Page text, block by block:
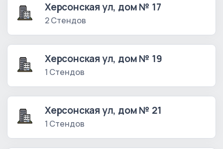
Херсонская ул, дом № 17
2 Стендов
Херсонская ул, дом № 19
1 Стендов
Херсонская ул, дом № 21
1 Стендов